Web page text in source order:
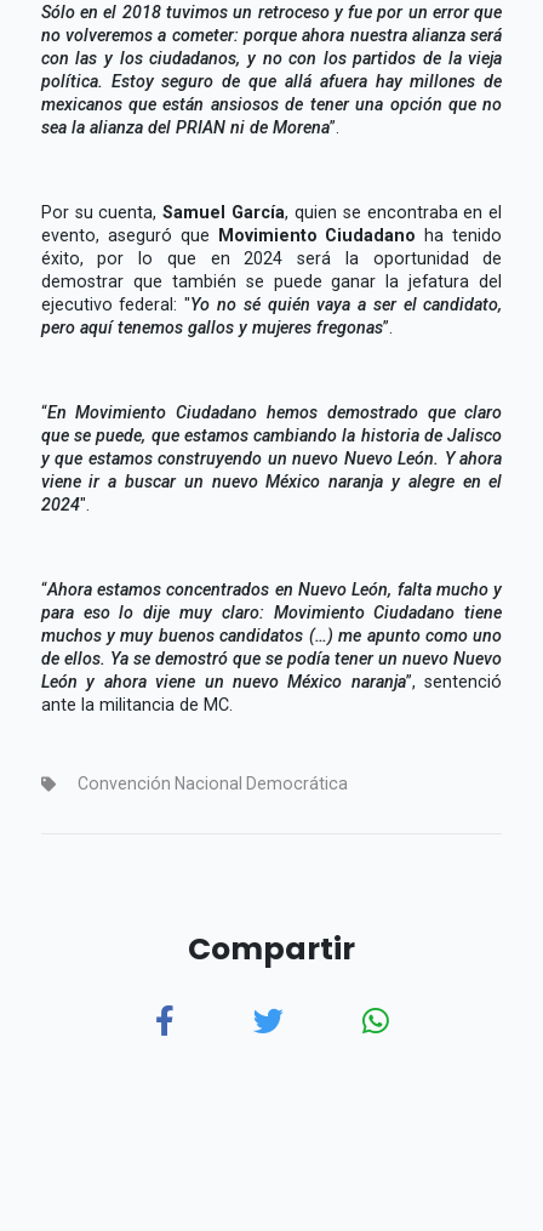
Sólo en el 2018 tuvimos un retroceso y fue por un error que
no volveremos a cometer: porque ahora nuestra alianza será
con las y los ciudadanos, y no con los partidos de la vieja
política. Estoy seguro de que allá afuera hay millones de
mexicanos que están ansiosos de tener una opción que no
sea la alianza del PRIAN ni de Morena”.
Por su cuenta,Samuel García, quien se encontraba en el
evento, aseguró que Movimiento Ciudadano ha tenido
éxito, por lo que en 2024 será la oportunidad de
demostrar que también se puede ganar la jefatura del
ejecutivo federal: "Yo no sé quién vaya a ser el candidato,
pero aquí tenemos gallos y mujeres fregonas”.
“En Movimiento Ciudadano hemos demostrado que claro
que se puede, que estamos cambiando la historia de Jalisco
y que estamos construyendo un nuevo Nuevo León. Y ahora
viene ir a buscar un nuevo México naranja y alegre en el
2024″.
“Ahora estamos concentrados en Nuevo León, falta mucho y
para eso lo dije muy claro: Movimiento Ciudadano tiene
muchos y muy buenos candidatos (…) me apunto como uno
de ellos. Ya se demostró que se podía tener un nuevo Nuevo
León y ahora viene un nuevo México naranja”, sentenció
ante la militancia de MC.
Convención Nacional Democrática
Compartir